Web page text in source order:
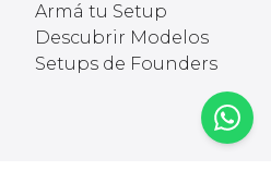
Armá tu Setup
Descubrir Modelos
Setups de Founders